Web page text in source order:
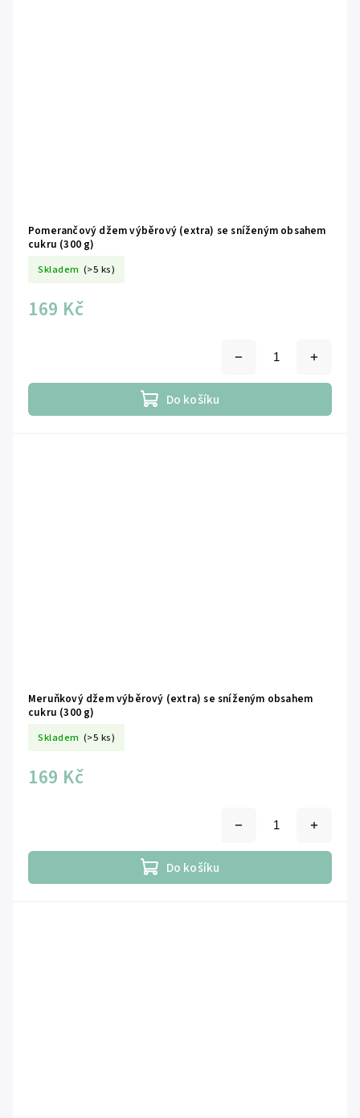
Pomerančový džem výběrový (extra) se sníženým obsahem
cukru (300 g)
Skladem (>5 ks)
169 Kč
Do košíku
Meruňkový džem výběrový (extra) se sníženým obsahem
cukru (300 g)
Skladem (>5 ks)
169 Kč
Do košíku